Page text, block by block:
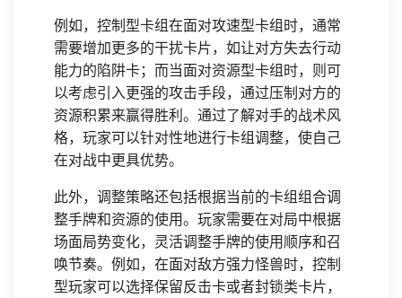
例如，控制型卡组在面对攻速型卡组时，通常
需要增加更多的干扰卡片，如让对方失去行动
能力的陷阱卡；而当面对资源型卡组时，则可
以考虑引入更强的攻击手段，通过压制对方的
资源积累来赢得胜利。通过了解对手的战术风
格，玩家可以针对性地进行卡组调整，使自己
在对战中更具优势。
此外，调整策略还包括根据当前的卡组组合调
整手牌和资源的使用。玩家需要在对局中根据
场面局势变化，灵活调整手牌的使用顺序和召
唤节奏。例如，在面对敌方强力怪兽时，控制
型玩家可以选择保留反击卡或者封锁类卡片，